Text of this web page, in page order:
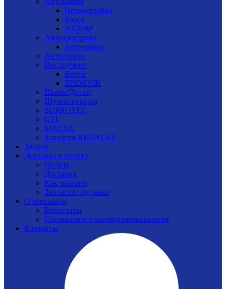
Незамерзайка
Тосол
AXIOM
Автоэлектрика
Автолампы
Автостекло
Инструмент
Berger
THORVIK
Шины/Диски
Шумоизоляция
SUPROTEC
G21
МАСЛА
Запчасти RENAULT
Акции
Доставка и оплата
Оплата
Доставка
Как заказать
Запчасти под заказ
О компании
Реквизиты
Соглашение о конфиденциальности
Контакты